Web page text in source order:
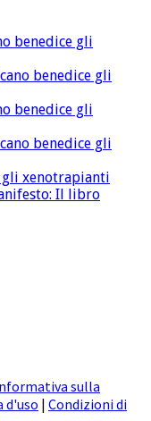
benedice gli
benedice gli
benedice gli
benedice gli
gli xenotrapianti
Il libro
sulla
d'uso | Condizioni di